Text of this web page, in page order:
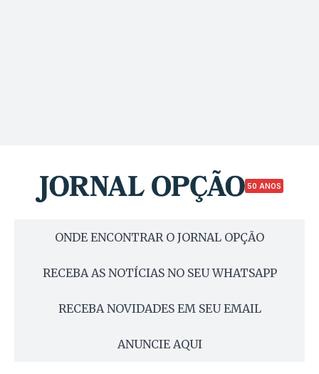
50 ANOS
ONDE ENCONTRAR O JORNAL OPÇÃO
RECEBA AS NOTÍCIAS NO SEU WHATSAPP
RECEBA NOVIDADES EM SEU EMAIL
ANUNCIE AQUI